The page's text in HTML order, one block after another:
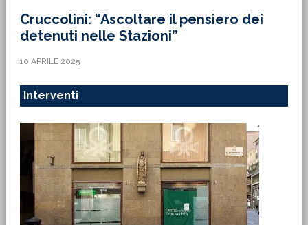
Cruccolini: “Ascoltare il pensiero dei
detenuti nelle Stazioni”
10 APRILE 2025
Interventi